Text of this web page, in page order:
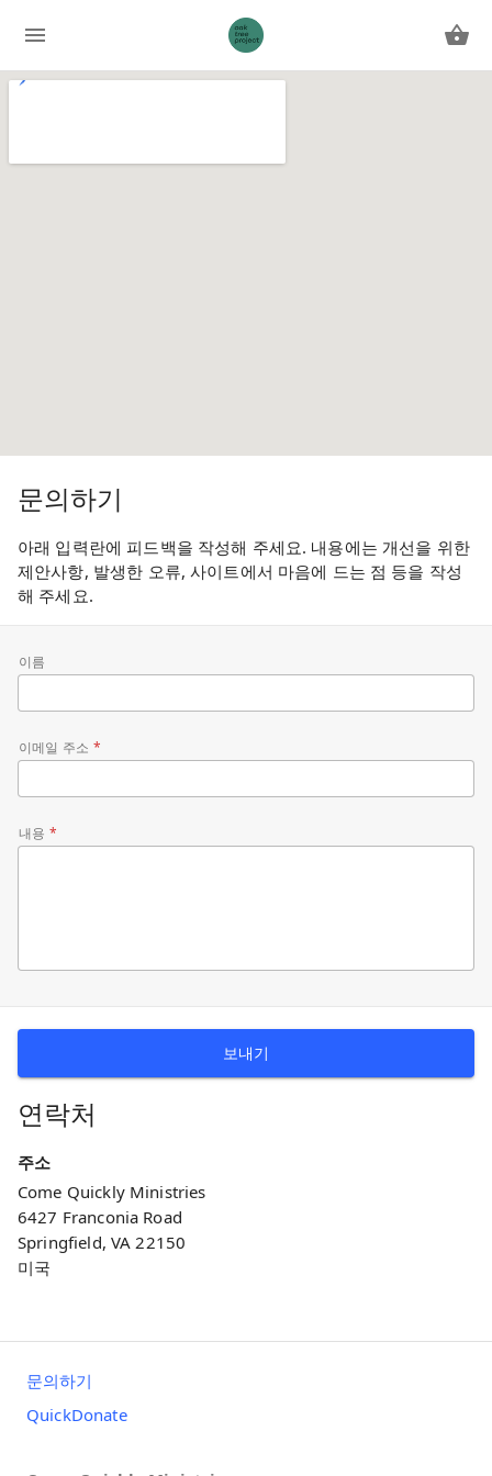
문의하기
아래 입력란에 피드백을 작성해 주세요. 내용에는 개선을 위한
제안사항, 발생한 오류, 사이트에서 마음에 드는 점 등을 작성
해 주세요.
이름
이메일 주소
내용
보내기
연락처
주소
Come Quickly Ministries
6427 Franconia Road
Springfield, VA 22150
미국
문의하기
QuickDonate